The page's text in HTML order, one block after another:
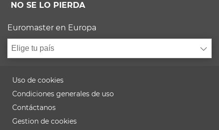
NO SE LO PIERDA
Euromaster en Europa
Elige tu país
Uso de cookies
Condiciones generales de uso
Contáctanos
Gestion de cookies